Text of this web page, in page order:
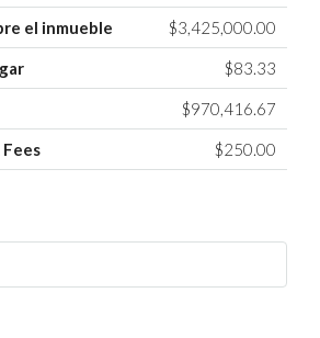
el inmueble $3,425,000.00
$83.33
$970,416.67
$250.00